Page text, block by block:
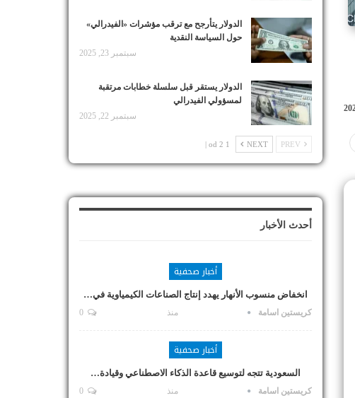
الدولار يتأرجح مع ترقب مؤشرات «الفيدرالي»
حول السياسة النقدية
سبتمبر 23, 2025
الدولار يستقر قبل سلسلة خطابات مرتقبة
لمسؤولي الفيدرالي
سبتمبر 22, 2025
NEXT
1 od 2 |
أحدث الأخبار
أخبار صحفية
انخفاض منسوب الأنهار يهدد إنتاج الصناعات الكيمياوية في…
كريستين اسامة منذ
أخبار صحفية
السعودية تتجه لتوسيع قاعدة الذكاء الاصطناعي وقيادة…
كريستين اسامة منذ